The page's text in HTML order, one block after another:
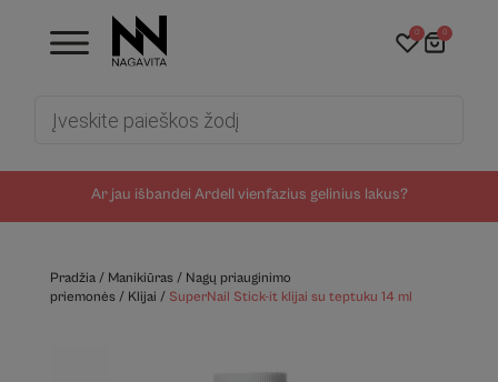
Ar jau išbandei Ardell vienfazius gelinius lakus?
0 0
Pradžia/ Manikiūras/ Nagų priauginimo
priemonės/ Klijai / SuperNail Stick-it klijai su teptuku 14 ml